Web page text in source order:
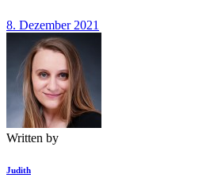
8. Dezember 2021
Written by
Judith